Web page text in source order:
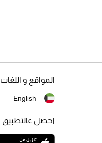
المواقع و اللغات
English
احصل عالتطبيق